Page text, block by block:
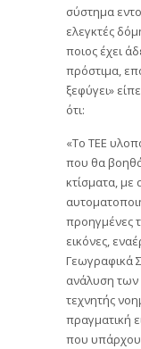
σύστημα
ελεγκτές
ποιος έχει
πρόστιμα,
ξεφύγει»
ότι:
«Το ΤΕΕ
που θα βοηθά
κτίσματα, με
προηγμένες
εικόνες,
Γεωγραφικά
ανάλυση των
τεχνητής
πραγματική
που